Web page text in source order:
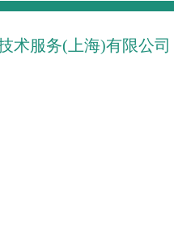
术服务(上海)有限公司